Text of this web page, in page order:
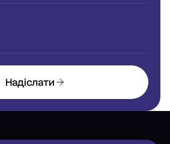
Надіслати